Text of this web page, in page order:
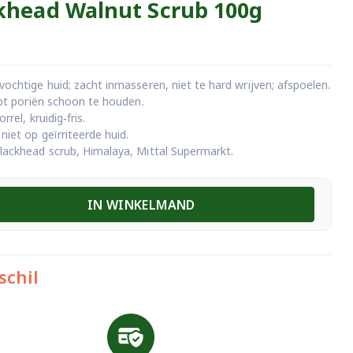
Walnut Scrub 100g
huid; zacht inmasseren, niet te hard wrijven; afspoelen.
poriën schoon te houden.
kruidig‑fris.
op geïrriteerde huid.
scrub, Himalaya, Mittal Supermarkt.
IN WINKELMAND